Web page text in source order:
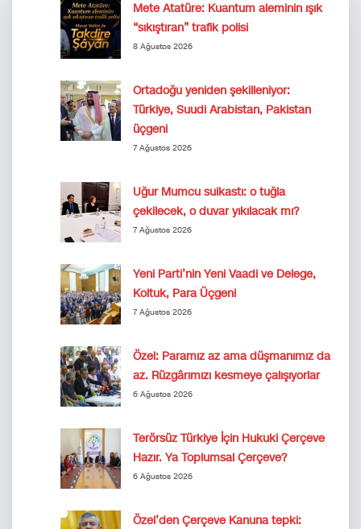
Mete Atatüre: Kuantum aleminin ışık
“sıkıştıran” trafik polisi
8 Ağustos 2026
Ortadoğu yeniden şekilleniyor:
Türkiye, Suudi Arabistan, Pakistan
üçgeni
7 Ağustos 2026
Uğur Mumcu suikastı: o tuğla
çekilecek, o duvar yıkılacak mı?
7 Ağustos 2026
Yeni Parti’nin Yeni Vaadi ve Delege,
Koltuk, Para Üçgeni
7 Ağustos 2026
Özel: Paramız az ama düşmanımız da
az. Rüzgârımızı kesmeye çalışıyorlar
6 Ağustos 2026
Terörsüz Türkiye İçin Hukuki Çerçeve
Hazır. Ya Toplumsal Çerçeve?
6 Ağustos 2026
Özel’den Çerçeve Kanuna tepki: